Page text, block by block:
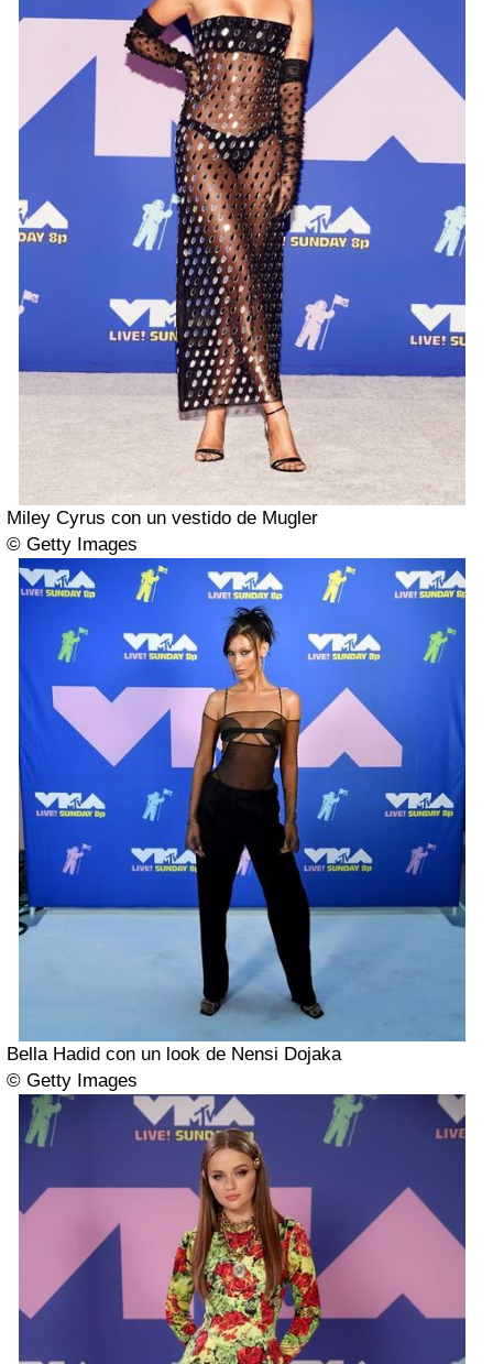
Miley Cyrus con un vestido de Mugler
© Getty Images
Bella Hadid con un look de Nensi Dojaka
© Getty Images